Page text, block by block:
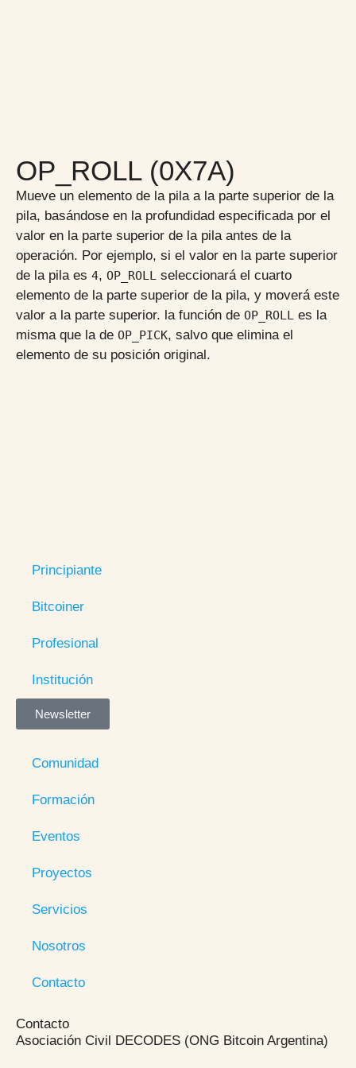
OP_ROLL (0X7A)
Mueve un elemento de la pila a la parte superior de la
pila, basándose en la profundidad especificada por el
valor en la parte superior de la pila antes de la
operación. Por ejemplo, si el valor en la parte superior
de la pila es 4, OP_ROLL seleccionará el cuarto
elemento de la parte superior de la pila, y moverá este
valor a la parte superior. la función de OP_ROLL es la
misma que la de OP_PICK, salvo que elimina el
elemento de su posición original.
Principiante
Bitcoiner
Profesional
Institución
Newsletter
Comunidad
Formación
Eventos
Proyectos
Servicios
Nosotros
Contacto
Contacto
Asociación Civil DECODES (ONG Bitcoin Argentina)